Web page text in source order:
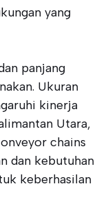
yang
panjang
Ukuran
kinerja
Utara,
chains
dan kebutuhan
keberhasilan